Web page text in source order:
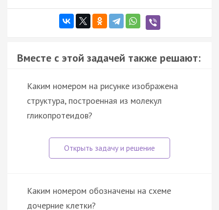
Вместе с этой задачей также решают:
Каким номером на рисунке изображена
структура, построенная из молекул
гликопротеидов?
Каким номером обозначены на схеме
дочерние клетки?